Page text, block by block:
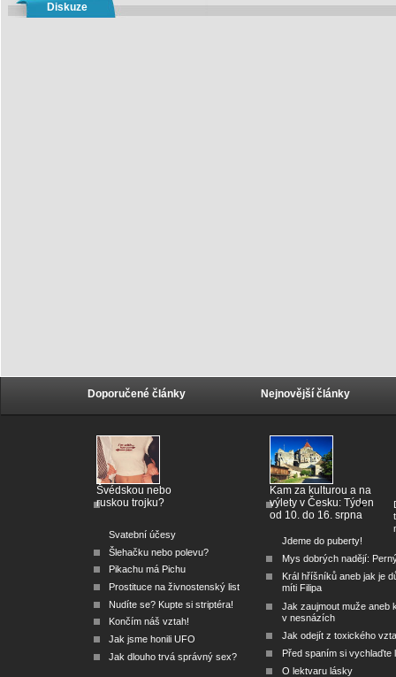
Diskuze
Doporučené články
Švédskou nebo
ruskou trojku?
Svatební účesy
Šlehačku nebo polevu?
Pikachu má Pichu
Prostituce na živnostenský list
Nudíte se? Kupte si striptéra!
Končím náš vztah!
Jak jsme honili UFO
Jak dlouho trvá správný sex?
Nejnovější články
Kam za kulturou a na
výlety v Česku: Týden
od 10. do 16. srpna
Jdeme do puberty!
Mys dobrých nadějí:
Král hříšníků aneb jak je
míti Filipa
Jak zaujmout muže aneb
v nesnázích
Jak odejít z toxického
Před spaním si vychlaďte
O lektvaru lásky